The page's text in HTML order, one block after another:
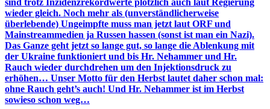
sind trotz Inzidenzrekordwerte plötzlich auch laut Regierung
wieder gleich. Noch mehr als (unverständlicherweise
überlebende) Ungeimpfte muss man jetzt laut ORF und
Mainstreammedien ja Russen hassen (sonst ist man ein Nazi).
Das Ganze geht jetzt so lange gut, so lange die Ablenkung mit
der Ukraine funktioniert und bis Hr. Nehammer und Hr.
Rauch wieder durchdrehen um den Injektionsdruck zu
erhöhen… Unser Motto für den Herbst lautet daher schon mal:
ohne Rauch geht’s auch! Und Hr. Nehammer ist im Herbst
sowieso schon weg…